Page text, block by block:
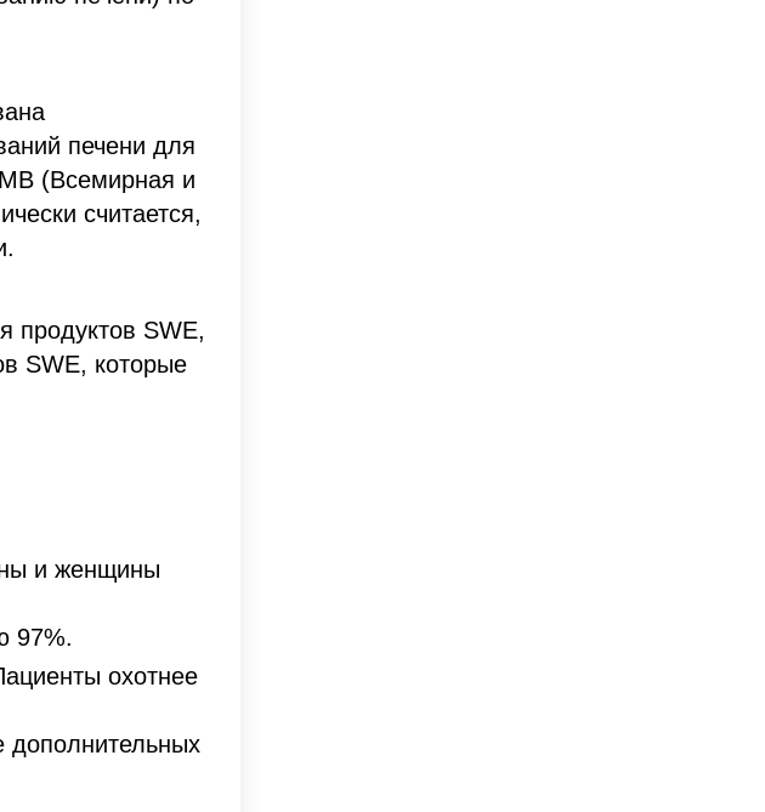
печени для
(Всемирная и
считается,
продуктов SWE,
SWE, которые
и женщины
97%.
охотнее
дополнительных